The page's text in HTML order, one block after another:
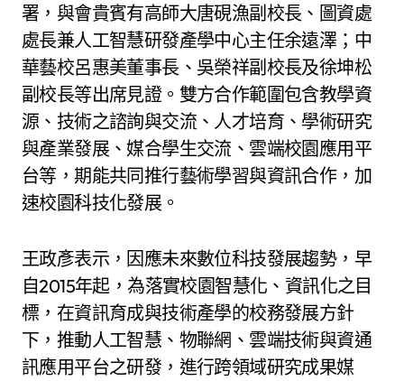
署，與會貴賓有高師大唐硯漁副校長、圖資處
處長兼人工智慧研發產學中心主任余遠澤；中
華藝校呂惠美董事長、吳榮祥副校長及徐坤松
副校長等出席見證。雙方合作範圍包含教學資
源、技術之諮詢與交流、人才培育、學術研究
與產業發展、媒合學生交流、雲端校園應用平
台等，期能共同推行藝術學習與資訊合作，加
速校園科技化發展。
王政彥表示，因應未來數位科技發展趨勢，早
自2015年起，為落實校園智慧化、資訊化之目
標，在資訊育成與技術產學的校務發展方針
下，推動人工智慧、物聯網、雲端技術與資通
訊應用平台之研發，進行跨領域研究成果媒